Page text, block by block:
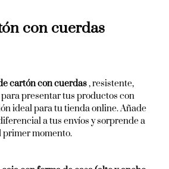
con cuerdas
cartón con cuerdas, resistente,
presentar tus productos con
ideal para tu tienda online. Añade
a tus envíos y sorprende a
primer momento.